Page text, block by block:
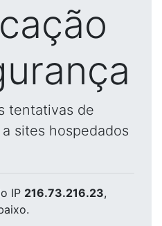
tentativas de
sites hospedados
IP 216.73.216.23,